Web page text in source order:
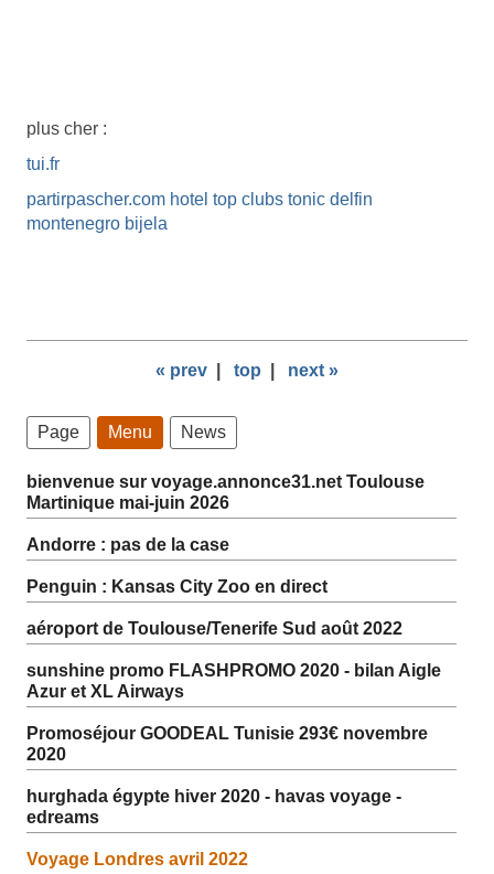
plus cher :
tui.fr
partirpascher.com hotel top clubs tonic delfin
montenegro bijela
« prev top next »
Page Menu News
bienvenue sur voyage.annonce31.net Toulouse
Martinique mai-juin 2026
Andorre : pas de la case
Penguin : Kansas City Zoo en direct
aéroport de Toulouse/Tenerife Sud août 2022
sunshine promo FLASHPROMO 2020 - bilan Aigle
Azur et XL Airways
Promoséjour GOODEAL Tunisie 293€ novembre
2020
hurghada égypte hiver 2020 - havas voyage -
edreams
Voyage Londres avril 2022